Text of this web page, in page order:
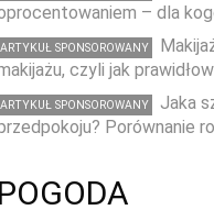
– dla
ARTYKUŁ SPONSOROWANY
czyli jak
ARTYKUŁ SPONSOROWANY
Jaka
Porównanie
POGODA